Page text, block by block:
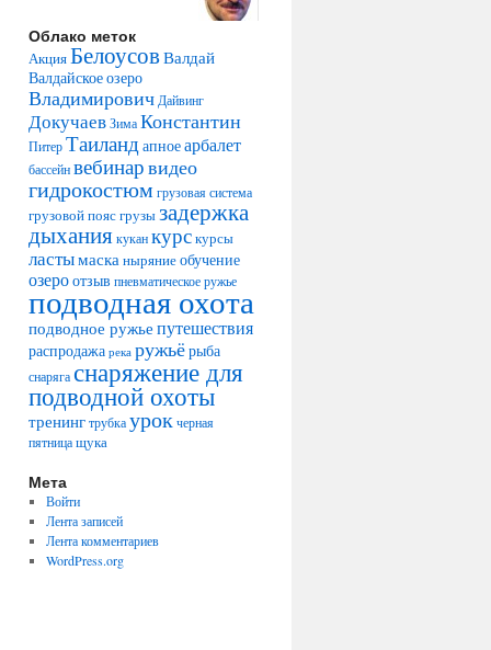
Облако меток
АкцияБелоусовВалдай
Валдайское озеро
Владимирович Дайвинг
Докучаев Зима Константин
Питер Таиландапноеарбалет
бассейнвебинарвидео
гидрокостюм грузовая система
грузовой поясгрузызадержка
дыхания кукан курскурсы
ластымасканыряниеобучение
озероотзыв пневматическое ружье
подводная охота
подводное ружье путешествия
распродажа река ружьёрыба
снарягаснаряжение для
подводной охоты
тренингтрубкаурокчерная
пятницащука
Мета
Войти
Лента записей
Лента комментариев
WordPress.org